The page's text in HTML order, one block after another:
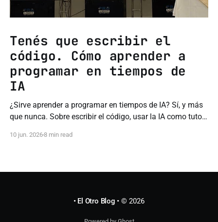
Tenés que escribir el
código. Cómo aprender a
programar en tiempos de
IA
¿Sirve aprender a programar en tiempos de IA? Sí, y más
que nunca. Sobre escribir el código, usar la IA como tutor
10 jun. 20268 min read
• El Otro Blog • © 2026